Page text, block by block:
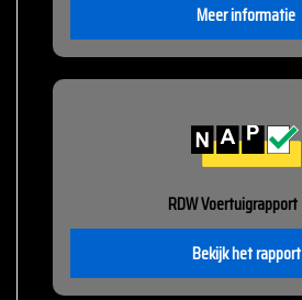
Meer informatie
RDW Voertuigrapport
Bekijk het rapport